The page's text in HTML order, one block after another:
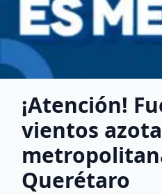
¡Atención!
vientos
Querétaro